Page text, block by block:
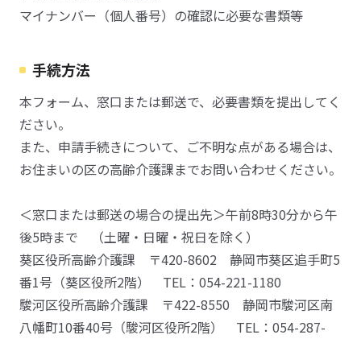
マイナンバー（個人番号）の確認に必要な書類等
手続方法
本フォーム、窓口または郵送で、必要書類を提出してく
ださい。
また、申請手続きについて、ご不明な点がある場合は、
お住まいの区の高齢介護課までお問い合わせください。
＜窓口または郵送の場合の提出先＞午前8時30分から午
後5時まで （土曜・日曜・祝日を除く）
葵区役所高齢介護課 〒420-8602 静岡市葵区追手町5
番1号（葵区役所2階） TEL：054-221-1180
駿河区役所高齢介護課 〒422-8550 静岡市駿河区南
八幡町10番40号（駿河区役所2階） TEL：054-287-